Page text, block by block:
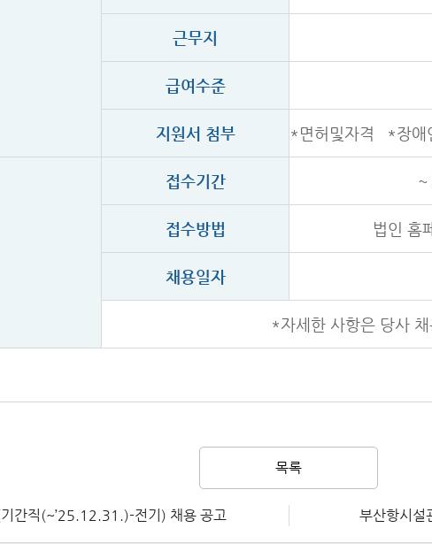
근무지
급여수준
지원서 첨부 *면허및자격 *장애
접수기간 ~
접수방법 법인 홈
채용일자
*자세한 사항은 당사
목록
간직(~’25.12.31.)-전기) 채용 공고 부산항시설